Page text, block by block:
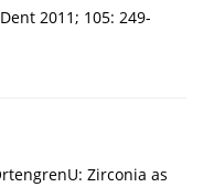
2011; 105: 249-
Zirconia as